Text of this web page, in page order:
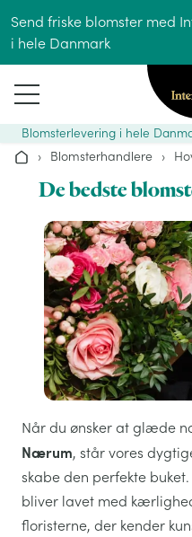
Send friske blomster med
i hele Danmark
Blomsterlevering i hele
Hjem› Blomsterhandlere ›
De bedste
Når du ønsker at glæde
Nærum, står vores
skabe den perfekte
bliver lavet med
floristerne, der kender